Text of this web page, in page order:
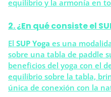
equilibrio y la armonía en
2. ¿En qué consiste el
El SUP Yoga es una
sobre una tabla de paddle
beneficios del yoga con el
equilibrio sobre la tabla,
única de conexión con la